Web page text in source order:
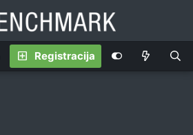
Registracija